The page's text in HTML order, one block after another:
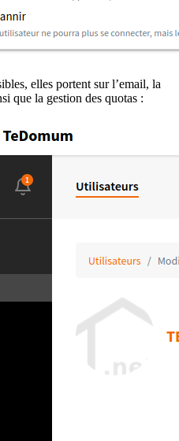
elles portent sur l’email, la
que la gestion des quotas :